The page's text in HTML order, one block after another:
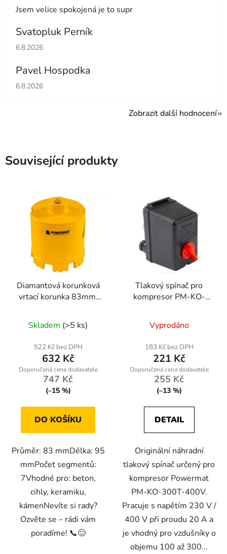
Jsem velice spokojená je to supr
Svatopluk Perník
Hodnocení obchodu je 5 z 5 hvězdiček.
6.8.2026
Pavel Hospodka
Hodnocení obchodu je 5 z 5 hvězdiček.
6.8.2026
Zobrazit další hodnocení
Související produkty
Diamantová korunková
vrtací korunka 83mm,
Skladem (>5 ks)
522 Kč bez DPH
632 Kč
747 Kč
(–15 %)
DO KOŠÍKU
Průměr: 83 mmDélka: 95
mmPočet segmentů:
7Vhodné pro: beton,
cihly, keramiku,
kámenNevíte si rady?
Ozvěte se – rádi vám
poradíme! 📞😊
Tlakový spínač pro
kompresor PM-KO-
Vyprodáno
183 Kč bez DPH
221 Kč
255 Kč
(–13 %)
DETAIL
Originální náhradní
tlakový spínač určený pro
kompresor Powermat
PM-KO-300T-400V.
Pracuje s napětím 230 V /
400 V při proudu 20 A a
je vhodný pro vzdušníky o
objemu 100 až 300...